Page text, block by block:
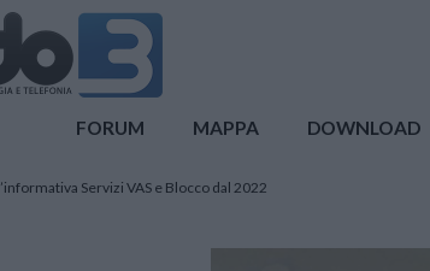
FORUM MAPPA DOWNLOAD
Servizi VAS e Blocco dal 2022